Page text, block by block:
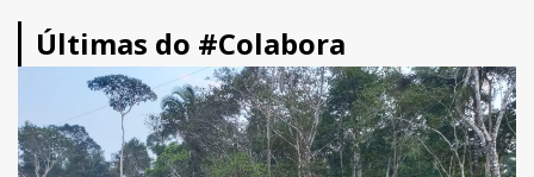
Últimas do #Colabora